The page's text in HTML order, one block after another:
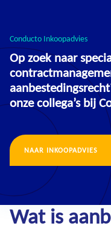
Nieuws
Wat is
Conducto Inkoopadvies
Op zoek naar
onze collega’s bij
NAAR INKOOPADVIES